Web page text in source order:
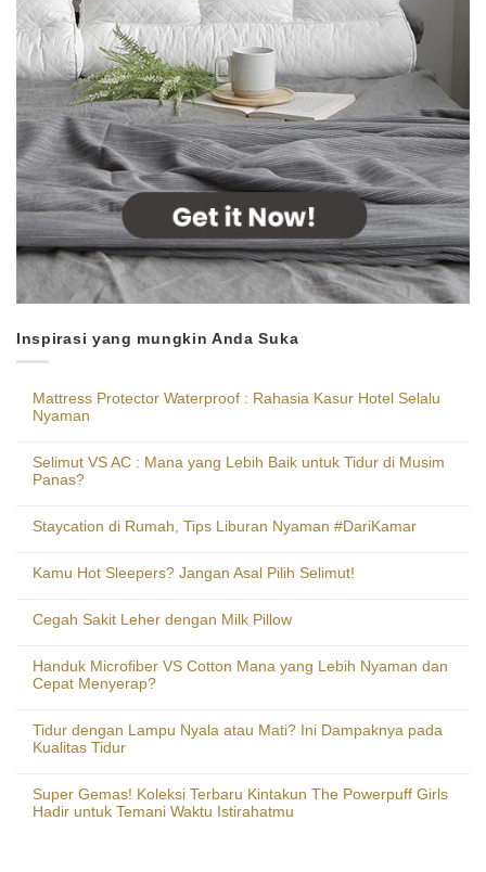
Inspirasi yang mungkin Anda Suka
Mattress Protector Waterproof : Rahasia Kasur Hotel Selalu
Nyaman
Selimut VS AC : Mana yang Lebih Baik untuk Tidur di Musim
Panas?
Staycation di Rumah, Tips Liburan Nyaman #DariKamar
Kamu Hot Sleepers? Jangan Asal Pilih Selimut!
Cegah Sakit Leher dengan Milk Pillow
Handuk Microfiber VS Cotton Mana yang Lebih Nyaman dan
Cepat Menyerap?
Tidur dengan Lampu Nyala atau Mati? Ini Dampaknya pada
Kualitas Tidur
Super Gemas! Koleksi Terbaru Kintakun The Powerpuff Girls
Hadir untuk Temani Waktu Istirahatmu